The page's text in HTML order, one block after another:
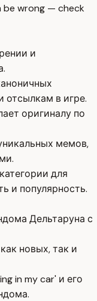
be wrong — check
и
отсылкам в игре.
оригиналу по
мемов,
для
и популярность.
Дельтаруна с
новых, так и
in my car' и его